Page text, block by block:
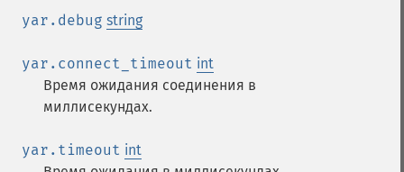
yar.debug string
yar.connect_timeout int
Время ожидания соединения в
миллисекундах.
yar.timeout int